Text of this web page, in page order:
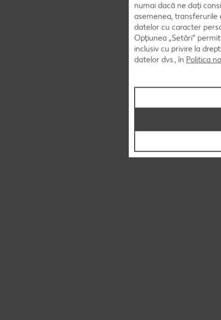
numai dacă ne dați
asemenea,
datelor cu caracter
Opțiunea „Setări”
inclusiv cu privire la
datelor dvs., în Politica